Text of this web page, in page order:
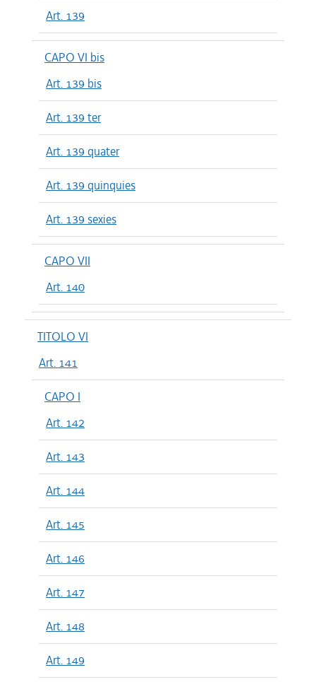
Art. 139
CAPO VI bis
Art. 139 bis
Art. 139 ter
Art. 139 quater
Art. 139 quinquies
Art. 139 sexies
CAPO VII
Art. 140
TITOLO VI
Art. 141
CAPO I
Art. 142
Art. 143
Art. 144
Art. 145
Art. 146
Art. 147
Art. 148
Art. 149